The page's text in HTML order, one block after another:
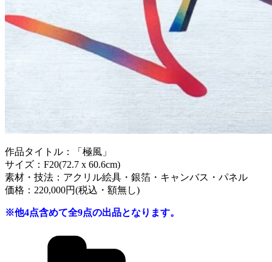
作品タイトル：「極風」
サイズ：F20(72.7 x 60.6cm)
素材・技法：アクリル絵具・銀箔・キャンバス・パネル
価格：220,000円(税込・額無し)
※他4点含めて全9点の出品となります。